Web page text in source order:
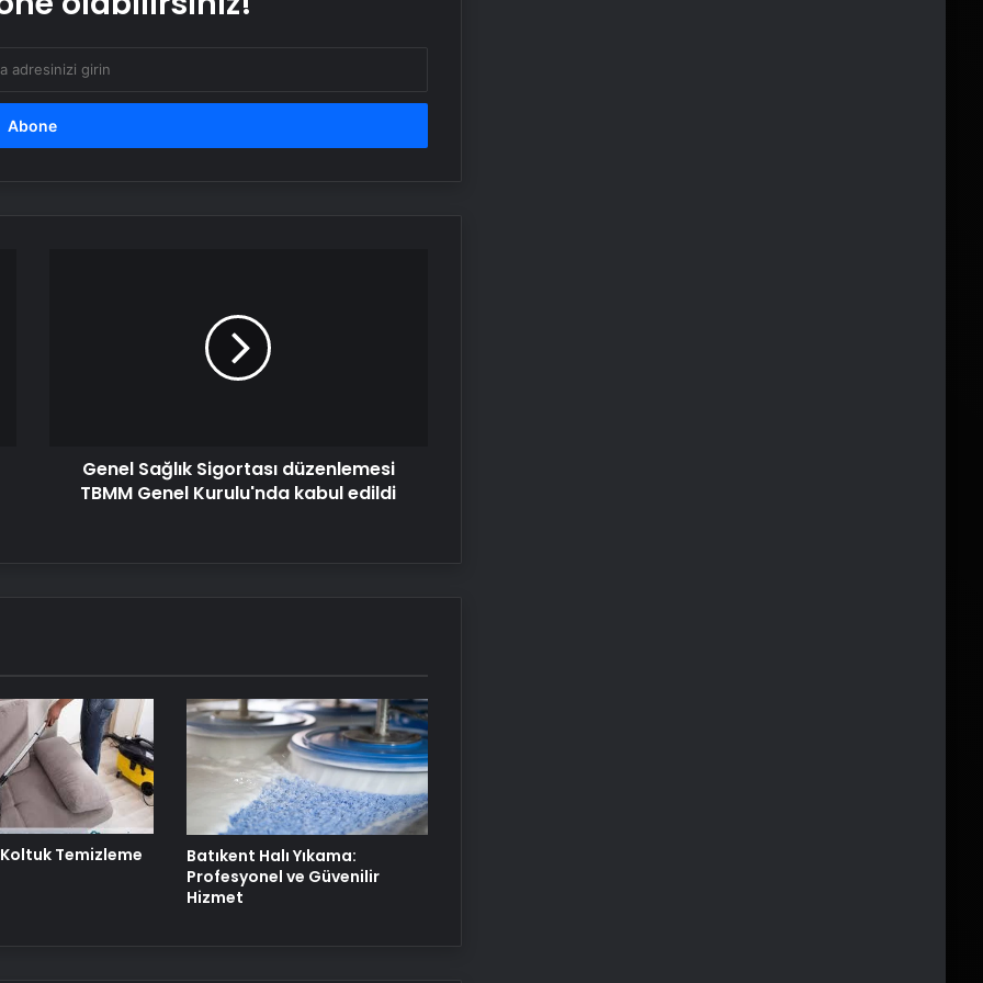
Dijital Taşımacılık Yazılımı
Genel Sağlık Sigortası düzenlemesi
TBMM Genel Kurulu'nda kabul edildi
Temizleme
Batıkent Halı Yıkama:
Profesyonel ve Güvenilir
Hizmet